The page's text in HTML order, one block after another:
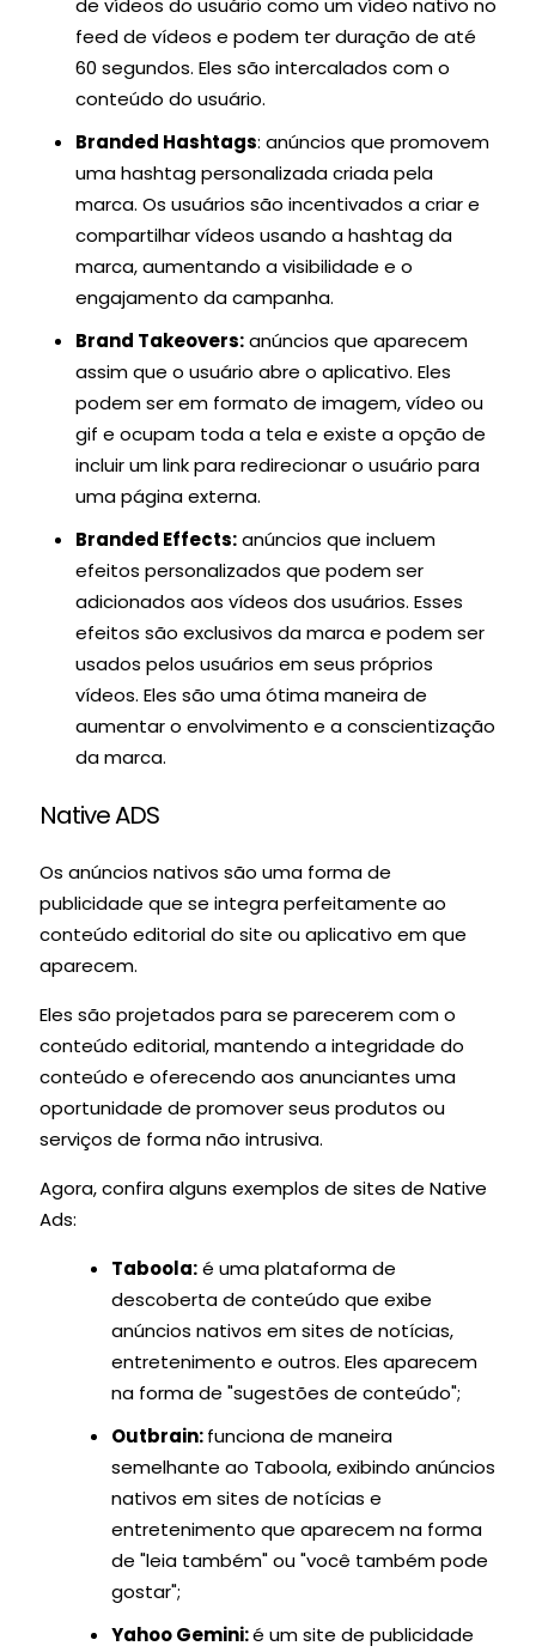
de vídeos do usuário como um vídeo nativo no
feed de vídeos e podem ter duração de até
60 segundos. Eles são intercalados com o
conteúdo do usuário.
Branded Hashtags: anúncios que promovem
uma hashtag personalizada criada pela
marca. Os usuários são incentivados a criar e
compartilhar vídeos usando a hashtag da
marca, aumentando a visibilidade e o
engajamento da campanha.
Brand Takeovers:anúncios que aparecem
assim que o usuário abre o aplicativo. Eles
podem ser em formato de imagem, vídeo ou
gif e ocupam toda a tela e existe a opção de
incluir um link para redirecionar o usuário para
uma página externa.
Branded Effects:anúncios que incluem
efeitos personalizados que podem ser
adicionados aos vídeos dos usuários. Esses
efeitos são exclusivos da marca e podem ser
usados pelos usuários em seus próprios
vídeos. Eles são uma ótima maneira de
aumentar o envolvimento e a conscientização
da marca.
Native ADS
Os anúncios nativos são uma forma de
publicidade que se integra perfeitamente ao
conteúdo editorial do site ou aplicativo em que
aparecem.
Eles são projetados para se parecerem com o
conteúdo editorial, mantendo a integridade do
conteúdo e oferecendo aos anunciantes uma
oportunidade de promover seus produtos ou
serviços de forma não intrusiva.
Agora, confira alguns exemplos de sites de Native
Ads:
Taboola:é uma plataforma de
descoberta de conteúdo que exibe
anúncios nativos em sites de notícias,
entretenimento e outros. Eles aparecem
na forma de "sugestões de conteúdo";
Outbrain:funciona de maneira
semelhante ao Taboola, exibindo anúncios
nativos em sites de notícias e
entretenimento que aparecem na forma
de "leia também" ou "você também pode
gostar";
Yahoo Gemini:é um site de publicidade